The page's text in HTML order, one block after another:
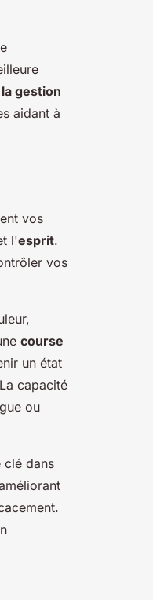
gestion
aidant à
vos
l'esprit.
vos
course
un état
capacité
ou
clé dans